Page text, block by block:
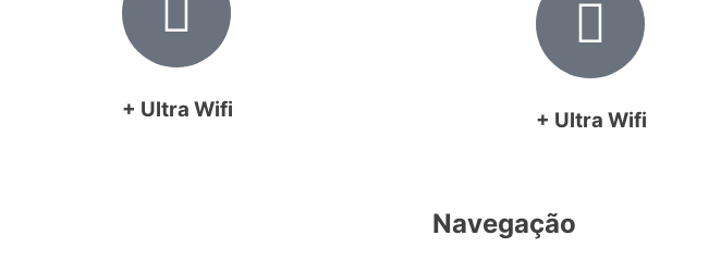
+ Ultra Wifi + Ultra Wifi
Navegação